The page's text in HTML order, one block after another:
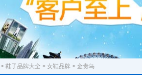
> 鞋子品牌大全 > 女鞋品牌 > 金贵鸟